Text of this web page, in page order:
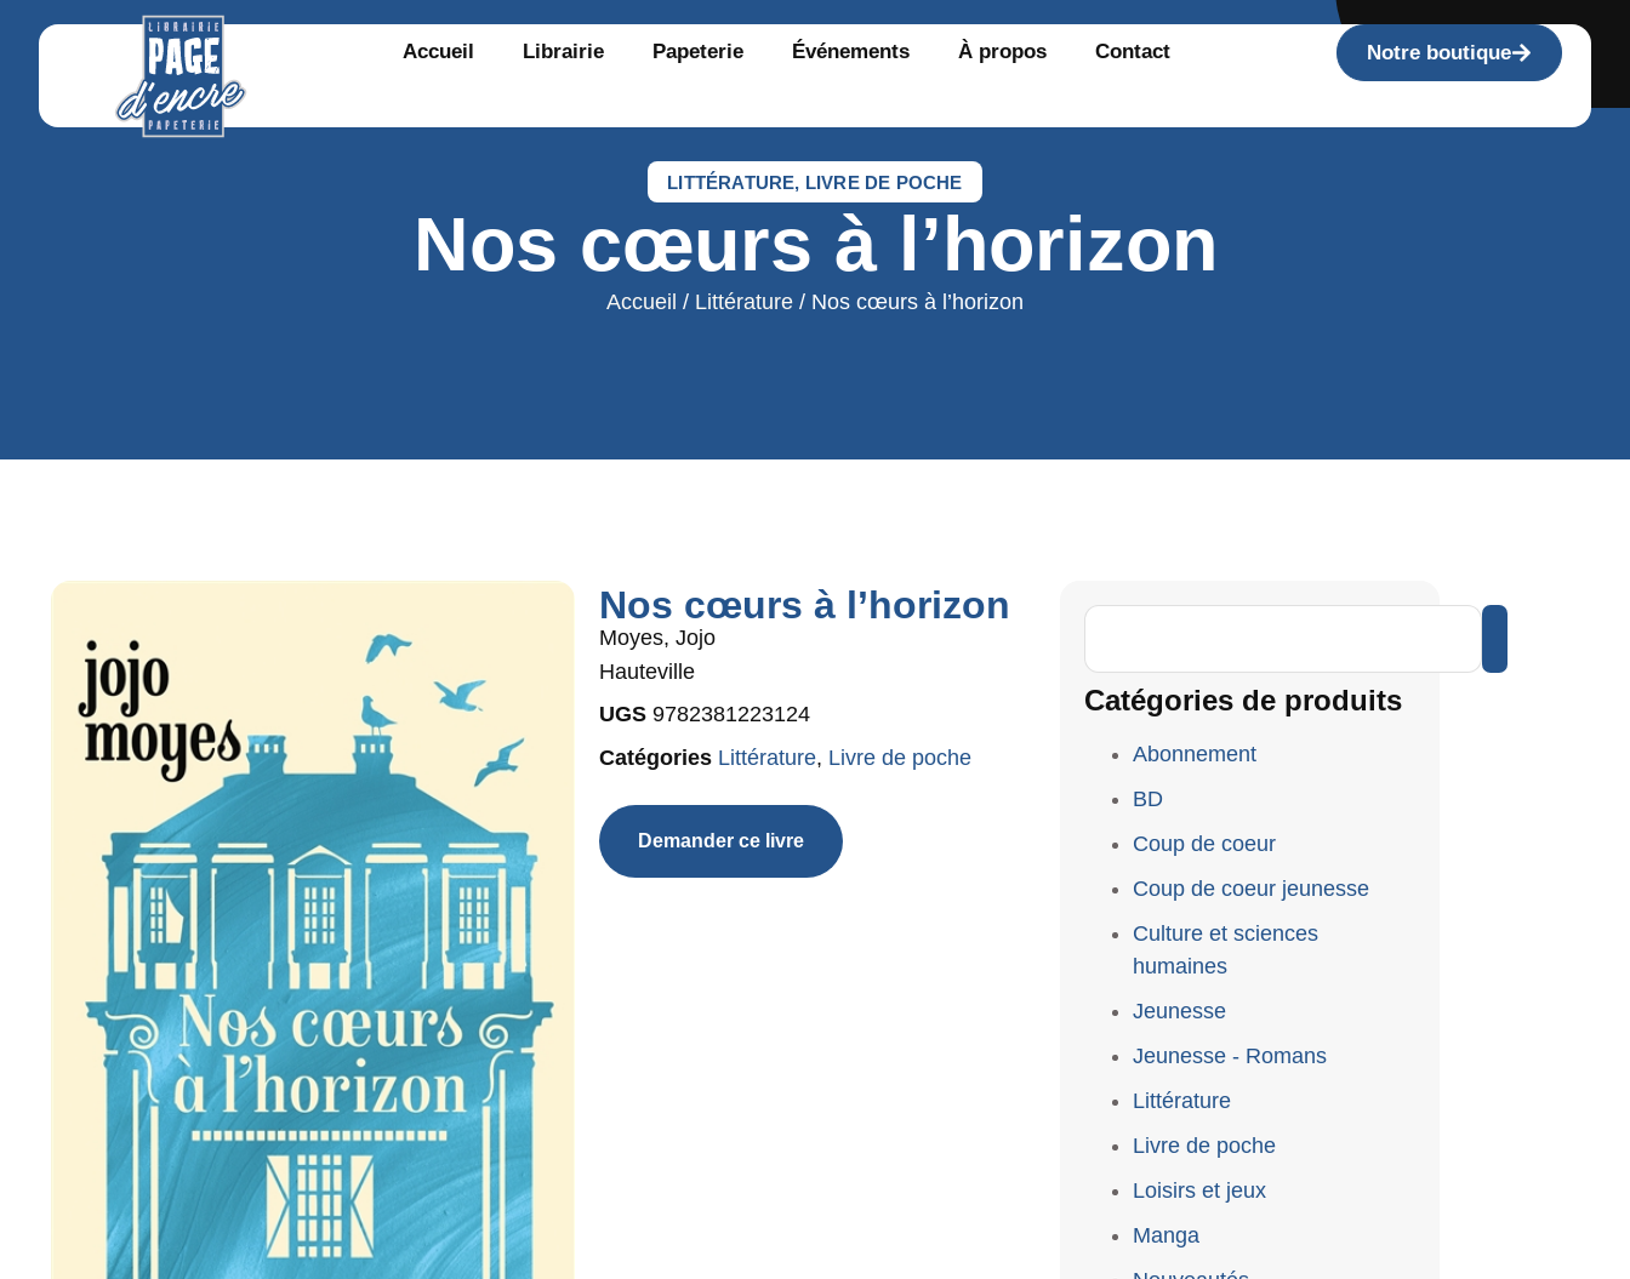
Accueil Librairie Papeterie Événements À propos Contact Notre boutique
LITTÉRATURE, LIVRE DE POCHE
Nos cœurs à l’horizon
Accueil / Littérature / Nos cœurs à l’horizon
Nos cœurs à l’horizon
Moyes, Jojo
Hauteville
UGS 9782381223124
Catégories Littérature, Livre de poche
Demander ce livre
Catégories de produits
Abonnement
BD
Coup de coeur
Coup de coeur jeunesse
Culture et sciences
humaines
Jeunesse
Jeunesse - Romans
Littérature
Livre de poche
Loisirs et jeux
Manga